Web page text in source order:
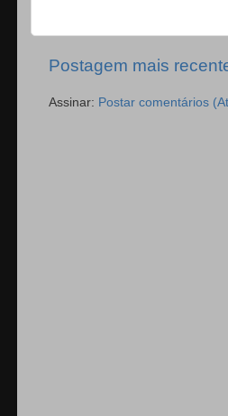
Postagem mais
Assinar: Postar comentários